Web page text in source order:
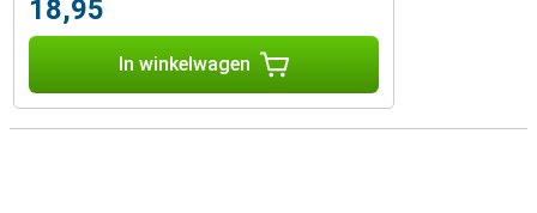
18,95
In winkelwagen